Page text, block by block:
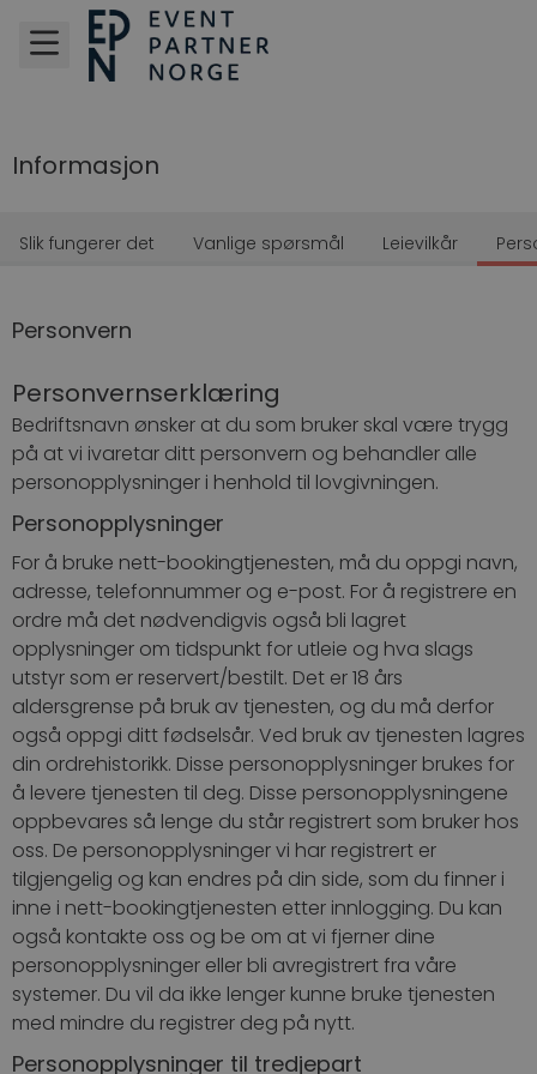
Informasjon
Slik fungerer det Vanlige spørsmål Leievilkår
Personvern
Personvernserklæring
Bedriftsnavn ønsker at du som bruker skal være trygg
på at vi ivaretar ditt personvern og behandler alle
personopplysninger i henhold til lovgivningen.
Personopplysninger
For å bruke nett-bookingtjenesten, må du oppgi navn,
adresse, telefonnummer og e-post. For å registrere en
ordre må det nødvendigvis også bli lagret
opplysninger om tidspunkt for utleie og hva slags
utstyr som er reservert/bestilt. Det er 18 års
aldersgrense på bruk av tjenesten, og du må derfor
også oppgi ditt fødselsår. Ved bruk av tjenesten lagres
din ordrehistorikk. Disse personopplysninger brukes for
å levere tjenesten til deg. Disse personopplysningene
oppbevares så lenge du står registrert som bruker hos
oss. De personopplysninger vi har registrert er
tilgjengelig og kan endres på din side, som du finner i
inne i nett-bookingtjenesten etter innlogging. Du kan
også kontakte oss og be om at vi fjerner dine
personopplysninger eller bli avregistrert fra våre
systemer. Du vil da ikke lenger kunne bruke tjenesten
med mindre du registrer deg på nytt.
Personopplysninger til tredjepart